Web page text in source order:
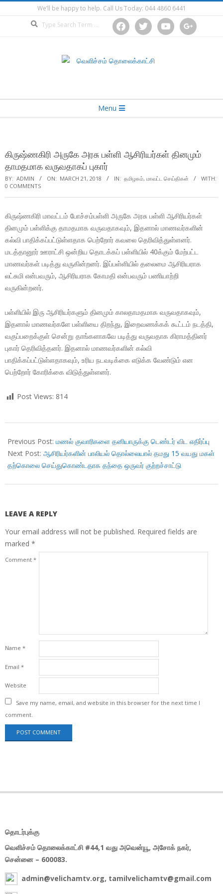
to
We’ll be happy to help. Call Us Today: 044 4860 6441
facebooktwitter youtube google
Menu
கிருஷ்ணகிரி அருகே அரசு பள்ளி ஆசிரியர்கள் தினமும்
தாமதமாக வருவதாகப் புகார்
BY: ADMIN ON: MARCH 21, 2018 IN: தமிழகம், மாவட்ட செய்திகள்
WITH:
0 COMMENTS
கிருஷ்ணகிரி மாவட்டம் போச்சம்பள்ளி அருகே அரசு பள்ளி ஆசிரியர்கள்
தினமும் பள்ளிக்கு தாமதமாக வருவதாகவும், இதனால் மாணவர்களின்
கல்வி பாதிக்கப்பட்டுள்ளதாக பெற்றோர் கவலை தெரிவித்துள்ளனர்.
மடத்தானூர் ஊராட்சி ஒன்றிய தொடக்கப் பள்ளியில் 40க்கும் மேற்பட்ட
மாணவர்கள் படித்து வருகின்றனர். இப்பள்ளியில் தலைமை ஆசிரியராக
லட்சுமி என்பவரும், ஆசிரியராக கோமதி என்பவரும் பணியாற்றி
வருகின்றனர்.
பள்ளியில் இரு ஆசிரியர்களும் தினமும் காலதாமதமாக வருவதாகவும்,
இதனால் மாணவர்களே பள்ளியை திறந்து, இறைவணக்கக் கூட்டம் நடத்தி,
வகுப்பறைக்குள் சென்று தாங்களாகவே படித்து வருவதாக கிராமத்தினர்
புகார் தெரிவித்தனர். இதனால் மாணவர்களின் கல்வி
பாதிக்கப்பட்டுள்ளதாகவும், உரிய நடவடிக்கை எடுக்க வேண்டும் என
பெற்றோர் கோரிக்கை விடுத்துள்ளனர்.
Post Views: 814
03-
21
Previous Post: மணல் குவாரிகளை தனியாருக்கு டெண்டர் விட எதிர்ப்பு
Next Post: ஆசிரியர்களின் பாலியல் தொல்லையால் தமது 15 வயது மகள்
தற்கொலை செய்துகொண்டதாக தந்தை ஒருவர் குற்றச்சாட்டு
LEAVE A REPLY
Your email address will not be published. Required fields are
marked *
Comment *
Name *
Email *
Website
Save my name, email, and website in this browser for the next time I
comment.
தொடர்புக்கு
வெளிச்சம் தொலைக்காட்சி #44,1 வது அவென்யூ, அசோக் நகர்,
சென்னை – 600083.
admin@velichamtv.org, tamilvelichamtv@gmail.com